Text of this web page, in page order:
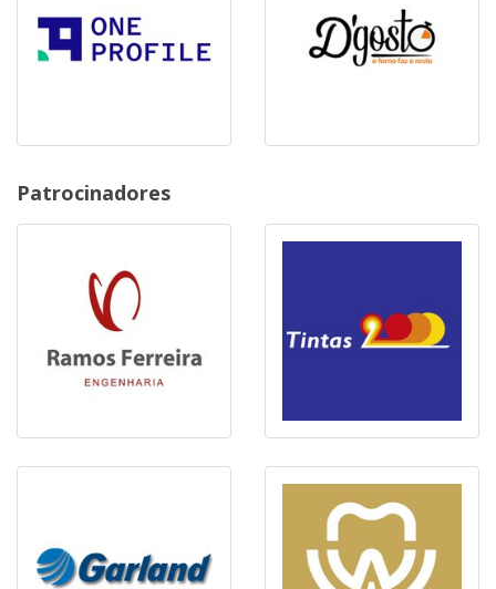
Patrocinadores